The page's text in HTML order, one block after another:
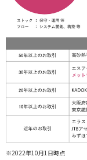
※2022年10月1日時点